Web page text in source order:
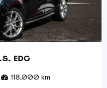
EDC
118,000 km